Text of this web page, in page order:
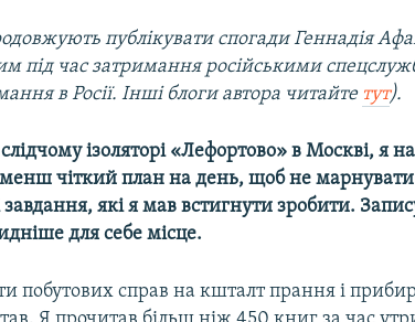
публікувати спогади Геннадія
під час затримання російськими
в Росії. Інші блоги автора читайте тут).
ізоляторі «Лефортово» в Москві, я
чіткий план на день, щоб не марнувати
які я мав встигнути зробити.
для себе місце.
побутових справ на кшталт прання і